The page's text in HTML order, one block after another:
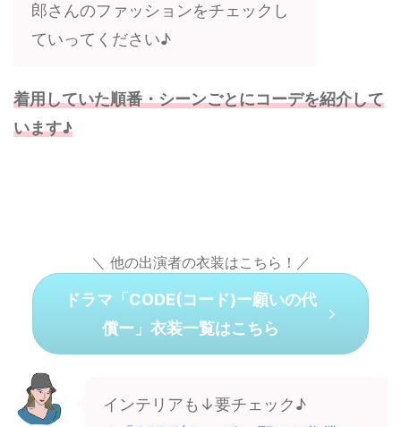
郎さんのファッションをチェックし
ていってください♪
着用していた順番・シーンごとにコーデを紹介して
います♪
＼ 他の出演者の衣装はこちら！／
ドラマ「CODE(コード)ー願いの代
償ー」衣装一覧はこちら
インテリアも↓要チェック♪